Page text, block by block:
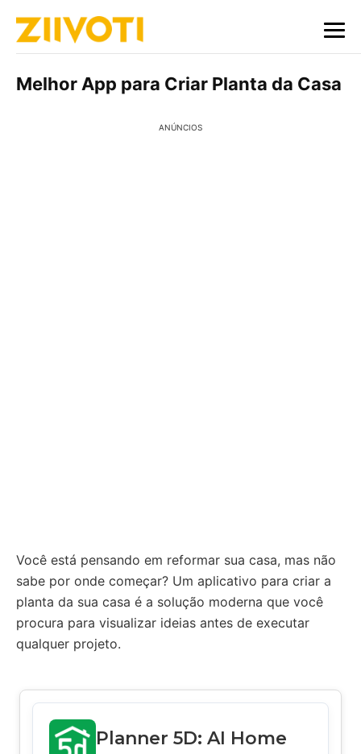
Melhor App para Criar Planta da Casa
ANÚNCIOS
Você está pensando em reformar sua casa, mas não
sabe por onde começar? Um aplicativo para criar a
planta da sua casa é a solução moderna que você
procura para visualizar ideias antes de executar
qualquer projeto.
Planner 5D: AI Home